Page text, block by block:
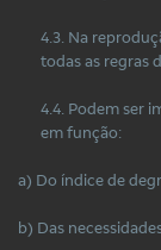
4.3. Na
todas as regras
4.4. Podem ser
em função:
a) Do índice de
b) Das